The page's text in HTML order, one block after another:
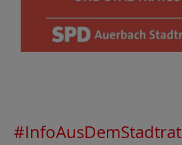
#InfoAusDemStadtrat